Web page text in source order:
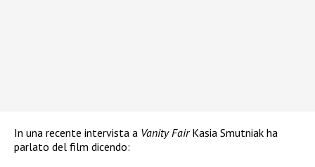
In una recente intervista a Vanity FairKasia Smutniak ha
parlato del film dicendo: